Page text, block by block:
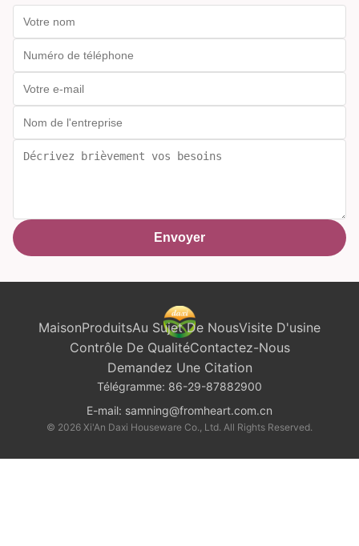
Envoyer
MaisonProduitsAu Sujet De NousVisite D'usine
Contrôle De QualitéContactez-Nous
Demandez Une Citation
Télégramme: 86-29-87882900
E-mail: samning@fromheart.com.cn
© 2026 Xi'An Daxi Houseware Co., Ltd. All Rights Reserved.